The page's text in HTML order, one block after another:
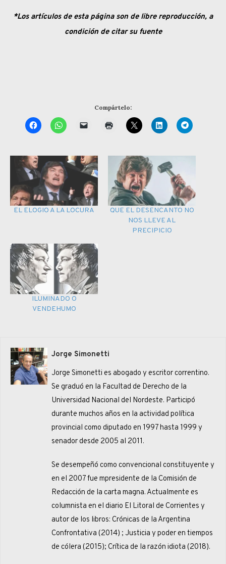
*Los artículos de esta página son de libre reproducción, a
condición de citar su fuente
Compártelo:
EL ELOGIO A LA LOCURA
QUE EL DESENCANTO NO
NOS LLEVE AL
PRECIPICIO
ILUMINADO O
VENDEHUMO
Jorge Simonetti
Jorge Simonetti es abogado y escritor correntino.
Se graduó en la Facultad de Derecho de la
Universidad Nacional del Nordeste. Participó
durante muchos años en la actividad política
provincial como diputado en 1997 hasta 1999 y
senador desde 2005 al 2011.
Se desempeñó como convencional constituyente y
en el 2007 fue mpresidente de la Comisión de
Redacción de la carta magna. Actualmente es
columnista en el diario El Litoral de Corrientes y
autor de los libros: Crónicas de la Argentina
Confrontativa (2014) ; Justicia y poder en tiempos
de cólera (2015); Crítica de la razón idiota (2018).